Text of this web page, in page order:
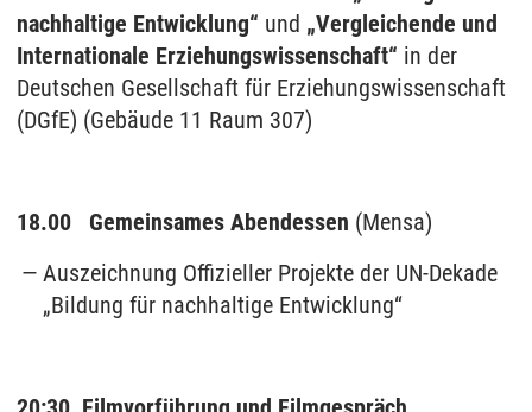
nachhaltige Entwicklung“ und „Vergleichende und
Internationale Erziehungswissenschaft“ in der
Deutschen Gesellschaft für Erziehungswissenschaft
(DGfE) (Gebäude 11 Raum 307)
18.00 Gemeinsames Abendessen (Mensa)
Auszeichnung Offizieller Projekte der UN-Dekade
„Bildung für nachhaltige Entwicklung“